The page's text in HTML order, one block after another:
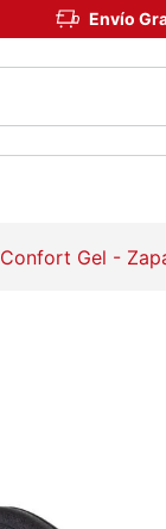
Envío
Confort Gel -